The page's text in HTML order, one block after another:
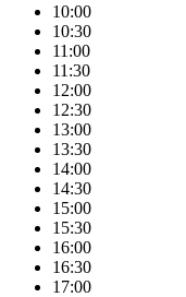
10:00
10:30
11:00
11:30
12:00
12:30
13:00
13:30
14:00
14:30
15:00
15:30
16:00
16:30
17:00